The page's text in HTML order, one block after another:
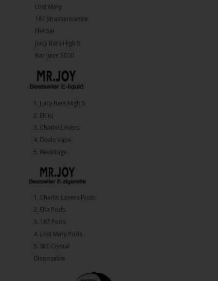
Lost Mary
187 Strassenbande
Flerbar
Juicy Bars High 5
Bar Juice 5000
1.⁠ ⁠Juicy Bars High 5
2.⁠ ⁠⁠Elfliq
3.⁠ ⁠⁠Charlie Lovers
4.⁠ ⁠⁠Dodo Vape
5. ⁠Revoltage
1.⁠ ⁠Charlie Lovers Pods
2.⁠ ⁠⁠Elfa Pods
3.⁠ ⁠⁠187 Pods
4.⁠ ⁠⁠Lost Mary Pods
5.⁠ ⁠⁠SKE Crystal
Disposable